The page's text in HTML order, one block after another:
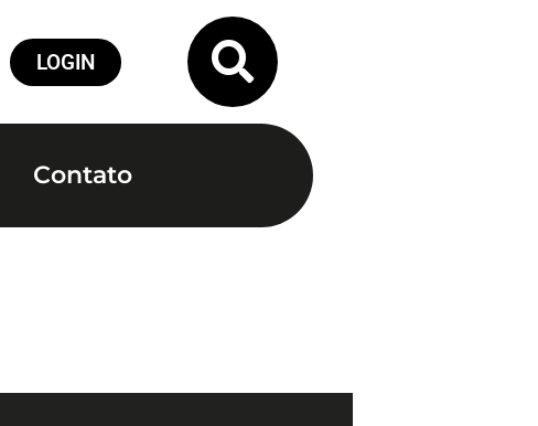
LOGIN
Contato